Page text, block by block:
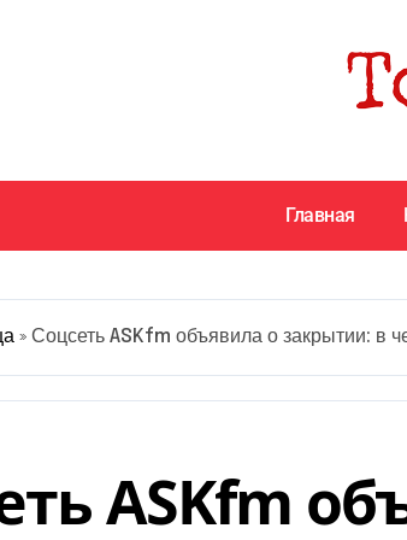
Главная
» Соцсеть ASKfm объявила о закрытии: в
ASKfm